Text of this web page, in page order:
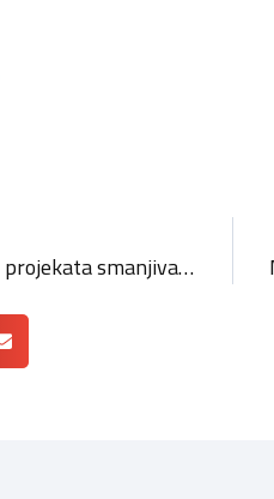
Javni poziv za sufinanciranje projekata smanjivanja potrošnje tvari koje oštećuju ozonski sloj